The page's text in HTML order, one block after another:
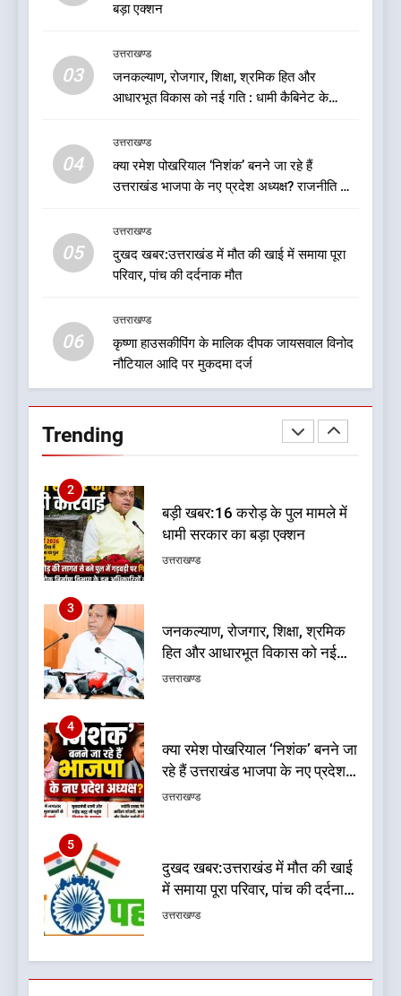
बड़ा एक्शन
03
उत्तराखण्ड
जनकल्याण, रोजगार, शिक्षा, श्रमिक हित और
आधारभूत विकास को नई गति : धामी कैबिनेट के
04
उत्तराखण्ड
क्या रमेश पोखरियाल ‘निशंक’ बनने जा रहे हैं
उत्तराखंड भाजपा के नए प्रदेश अध्यक्ष? राजनीति के
05
उत्तराखण्ड
दुखद खबर:उत्तराखंड में मौत की खाई में समाया पूरा
परिवार, पांच की दर्दनाक मौत
06
उत्तराखण्ड
कृष्णा हाउसकीपिंग के मालिक दीपक जायसवाल विनोद
नौटियाल आदि पर मुकदमा दर्ज
Trending
गोदियाल की टीम घोषित
उत्तराखण्ड
बड़ी खबर: मुख्यमंत्री पुष्कर सिंह धामी
को भाजपा ने दी नई जिम्मेदारी ,इन पूर्व
1
यंग उत्तराखंड सिने अवार्ड्स 2026:
धामी सरकार का बड़ा एक्शन
3
जनकल्याण, रोजगार, शिक्षा, श्रमिक
हित और आधारभूत विकास को नई
गति : धामी कैबिनेट के ऐतिहासिक
उत्तराखण्ड
4
क्या रमेश पोखरियाल ‘निशंक’ बनने जा
रहे हैं उत्तराखंड भाजपा के नए प्रदेश
अध्यक्ष? राजनीति के गलियारों में
उत्तराखण्ड
5
दुखद खबर:उत्तराखंड में मौत की खाई
में समाया पूरा परिवार, पांच की दर्दनाक
मौत
उत्तराखण्ड
6
कृष्णा हाउसकीपिंग के मालिक दीपक
जायसवाल विनोद नौटियाल आदि पर
मुकदमा दर्ज
उत्तराखण्ड
7